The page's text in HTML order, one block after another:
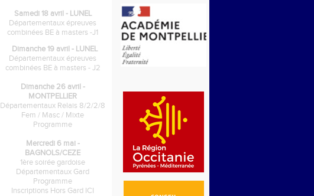
Samedi 18 avril - LUNEL
Départementaux épreuves
combinées BE à masters -J1
Dimanche 19 avril - LUNEL
Départementaux épreuves
combinées BE à masters - J2
Dimanche 26 avril -
MONTPELLIER
Départementaux Relais 8/2/2/8
Fem / Masc / Mixte
Programme
Mercredi 6 mai -
BAGNOLS/CEZE
1ère soirée gardoise
Départementaux Gard
Programme
Inscriptions Hors Gard ICI